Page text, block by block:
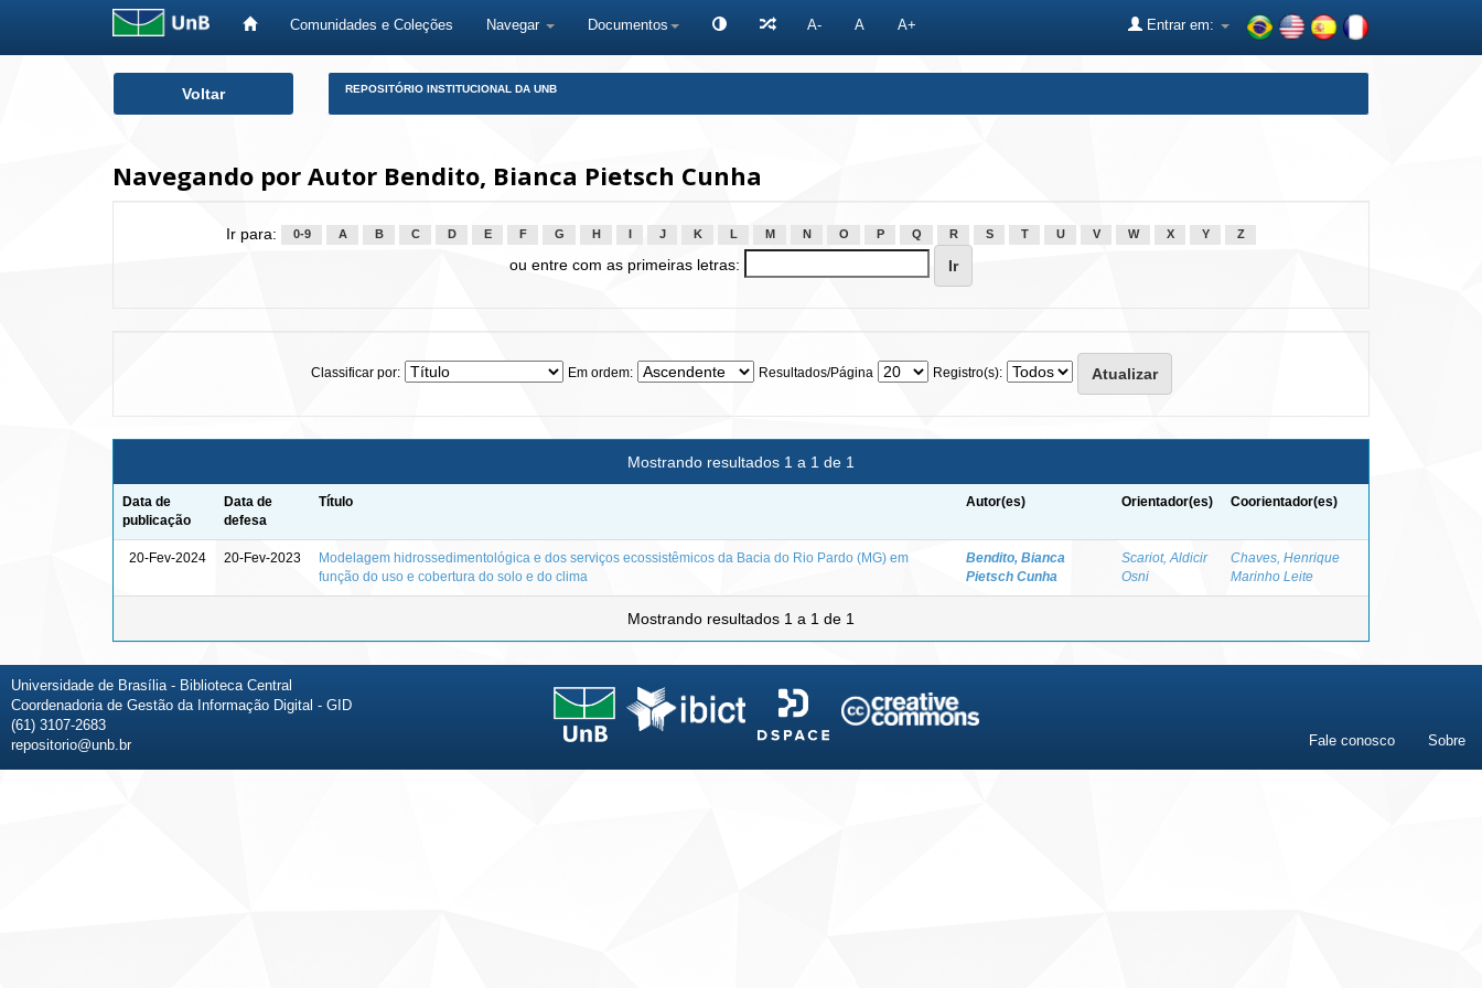
Comunidades e Coleções Navegar Documentos A- A A+ Entrar em:
Voltar REPOSITÓRIO INSTITUCIONAL DA UNB
Navegando por Autor Bendito, Bianca Pietsch Cunha
Ir para: 0-9 A B C D E F G H J K L M N O P Q R S T U V W X Y Z
ou entre com as primeiras letras:
Classificar por: Em ordem: Resultados/Página Registro(s):
Mostrando resultados 1 a 1 de 1
Data de
publicação
Data de
defesa
Título Autor(es) Orientador(es) Coorientador(es)
20-Fev-2024 20-Fev-2023
Modelagem hidrossedimentológica e dos serviços ecossistêmicos da Bacia do Rio Pardo (MG) em
função do uso e cobertura do solo e do clima
Bendito, Bianca
Pietsch Cunha
Scariot, Aldicir
Osni
Chaves, Henrique
Marinho Leite
Mostrando resultados 1 a 1 de 1
Universidade de Brasília - Biblioteca Central
Coordenadoria de Gestão da Informação Digital - GID
(61) 3107-2683
repositorio@unb.br
Fale conosco Sobre